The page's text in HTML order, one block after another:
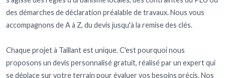
des démarches de déclaration préalable de travaux. Nous vous
accompagnons de A à Z, du devis jusqu'à la remise des clés.
Chaque projet à Taillant est unique. C'est pourquoi nous
proposons un devis personnalisé gratuit, réalisé par un expert qui
se déplace sur votre terrain pour évaluer vos besoins précis. Nos